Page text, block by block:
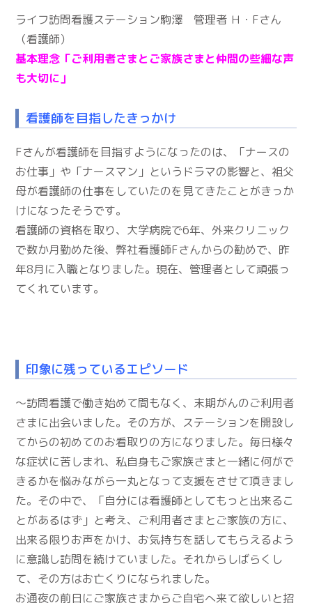
ライフ訪問看護ステーション駒澤 管理者 Ｈ・Fさん
（看護師）
基本理念「ご利用者さまとご家族さまと仲間の些細な声
も大切に」
看護師を目指したきっかけ
Fさんが看護師を目指すようになったのは、「ナースの
お仕事」や「ナースマン」というドラマの影響と、祖父
母が看護師の仕事をしていたのを見てきたことがきっか
けになったそうです。
看護師の資格を取り、大学病院で6年、外来クリニック
で数か月勤めた後、弊社看護師Fさんからの勧めで、昨
年8月に入職となりました。現在、管理者として頑張っ
てくれています。
印象に残っているエピソード
～訪問看護で働き始めて間もなく、末期がんのご利用者
さまに出会いました。その方が、ステーションを開設し
てからの初めてのお看取りの方になりました。毎日様々
な症状に苦しまれ、私自身もご家族さまと一緒に何がで
きるかを悩みながら一丸となって支援をさせて頂きまし
た。その中で、「自分には看護師としてもっと出来るこ
とがあるはず」と考え、ご利用者さまとご家族の方に、
出来る限りお声をかけ、お気持ちを話してもらえるよう
に意識し訪問を続けていました。それからしばらくし
て、その方はお亡くりになられました。
お通夜の前日にご家族さまからご自宅へ来て欲しいと招